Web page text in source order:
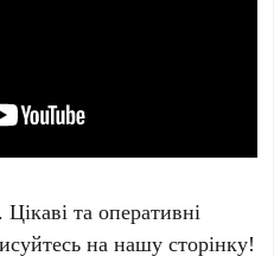
. Цікаві та оперативні
на нашусторінку!